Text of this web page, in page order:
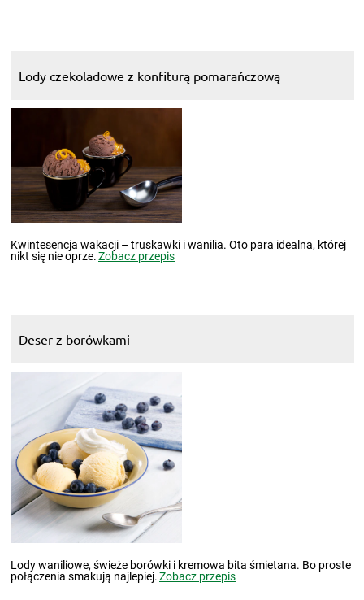
Lody czekoladowe z konfiturą pomarańczową
Kwintesencja wakacji – truskawki i wanilia. Oto para idealna, której
nikt się nie oprze.Zobacz przepis
Deser z borówkami
Lody waniliowe, świeże borówki i kremowa bita śmietana. Bo proste
połączenia smakują najlepiej.Zobacz przepis